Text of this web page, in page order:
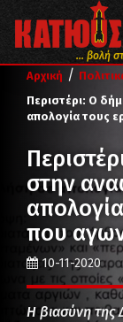
... βολή
Αρχική /
Περιστέρι: Ο
απολογία τους
στην
που
10-11-2020
Η βιασύνη της